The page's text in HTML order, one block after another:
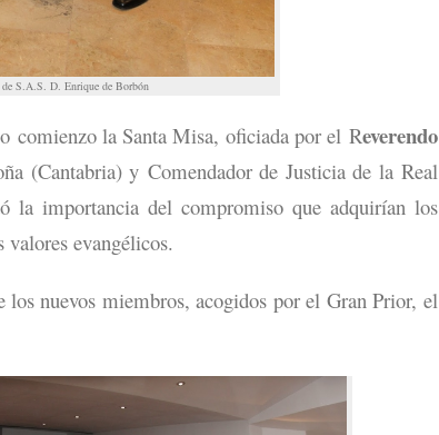
S.A.S. D. Enrique de Borbón
comienzo la Santa Misa, oficiada por el Reverendo
(Cantabria) y Comendador de Justicia de la Real
la importancia del compromiso que adquirían los
valores evangélicos.
nuevos miembros, acogidos por el Gran Prior, el